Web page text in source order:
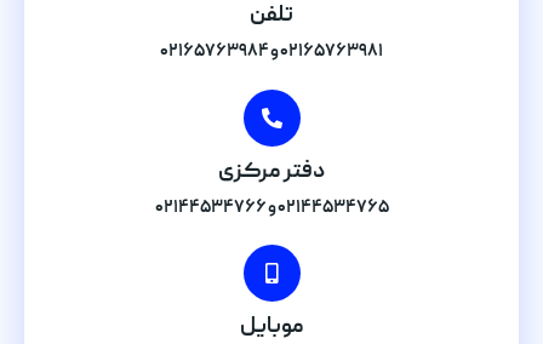
تلفن
۰۲۱۶۵۷۶۳۹۸۱ و ۰۲۱۶۵۷۶۳۹۸۴
دفتر مرکزی
۰۲۱۴۴۵۳۴۷۶۵ و ۰۲۱۴۴۵۳۴۷۶۶
موبایل